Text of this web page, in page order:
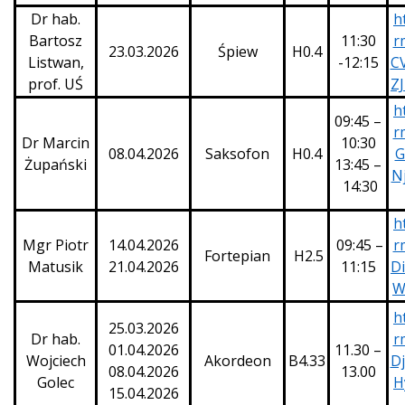
Dr hab.
Bartosz
Listwan,
prof. UŚ
23.03.2026 Śpiew H0.4
11:30
-12:15
Dr Marcin
Żupański
08.04.2026 Saksofon H0.4
09:45 –
10:30
13:45 –
14:30
Mgr Piotr
Matusik
14.04.2026
21.04.2026
Fortepian H2.5
09:45 –
11:15
Dr hab.
Wojciech
Golec
25.03.2026
01.04.2026
08.04.2026
15.04.2026
Akordeon B4.33
11.30 –
13.00